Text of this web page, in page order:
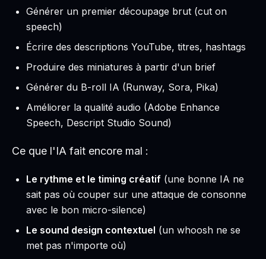
Générer un premier découpage brut (cut on
speech)
Écrire des descriptions YouTube, titres, hashtags
Produire des miniatures à partir d'un brief
Générer du B-roll IA (Runway, Sora, Pika)
Améliorer la qualité audio (Adobe Enhance
Speech, Descript Studio Sound)
Ce que l'IA fait encore mal :
Le rythme et le timing créatif (une bonne IA ne
sait pas où couper sur une attaque de consonne
avec le bon micro-silence)
Le sound design contextuel (un whoosh ne se
met pas n'importe où)